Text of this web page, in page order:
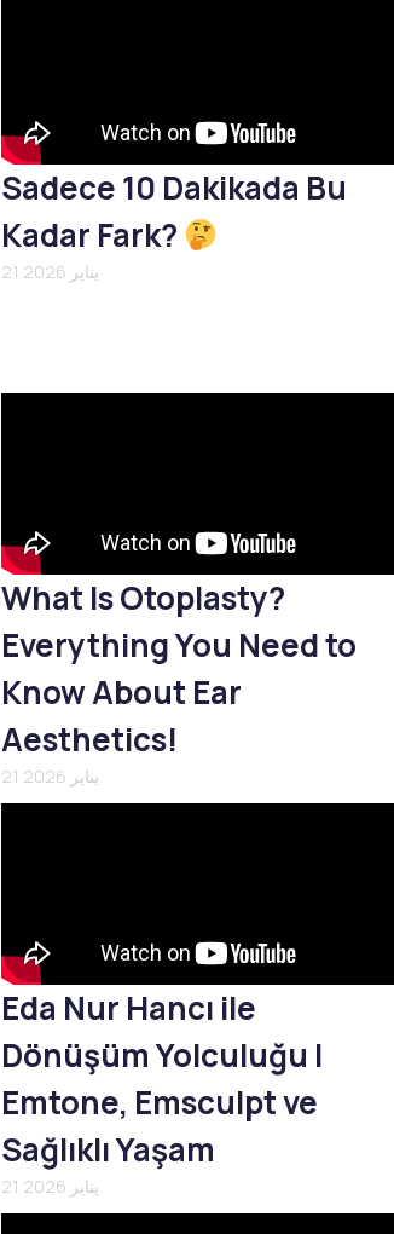
Sadece 10 Dakikada Bu
Kadar Fark?
21 يناير 2026
What Is Otoplasty?
Everything You Need to
Know About Ear
Aesthetics!
21 يناير 2026
Eda Nur Hancı ile
Dönüşüm Yolculuğu |
Emtone, Emsculpt ve
Sağlıklı Yaşam
21 يناير 2026